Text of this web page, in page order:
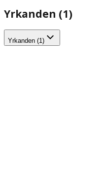
Yrkanden (1)
Yrkanden (1)